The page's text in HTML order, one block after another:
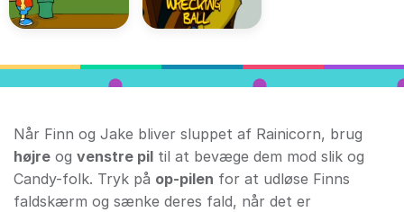
Når Finn og Jake bliver sluppet af Rainicorn, brug
højre og venstre pil til at bevæge dem mod slik og
Candy-folk. Tryk på op-pilen for at udløse Finns
faldskærm og sænke deres fald, når det er